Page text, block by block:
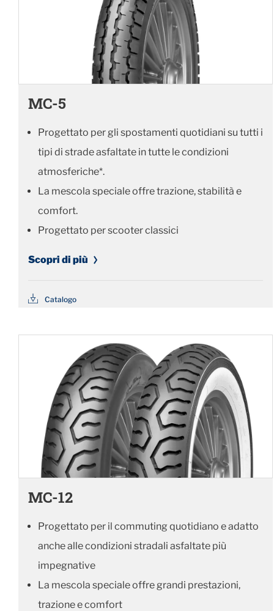
MC-5
Progettato per gli spostamenti quotidiani su tutti i
tipi di strade asfaltate in tutte le condizioni
atmosferiche*.
La mescola speciale offre trazione, stabilità e
comfort.
Progettato per scooter classici
Scopri di più
Catalogo
MC-12
Progettato per il commuting quotidiano e adatto
anche alle condizioni stradali asfaltate più
impegnative
La mescola speciale offre grandi prestazioni,
trazione e comfort